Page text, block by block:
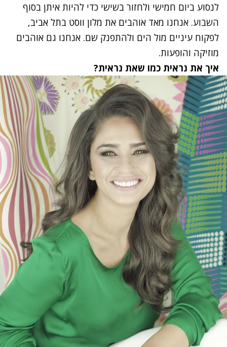
לנסוע ביום חמישי ולחזור בשישי כדי להיות איתן בסוף
השבוע. אנחנו מאד אוהבים את מלון ווסט בתל אביב,
לפקוח עיניים מול הים ולהתפנק שם. אנחנו גם אוהבים
מוזיקה והופעות.
איך את נראית כמו שאת נראית?